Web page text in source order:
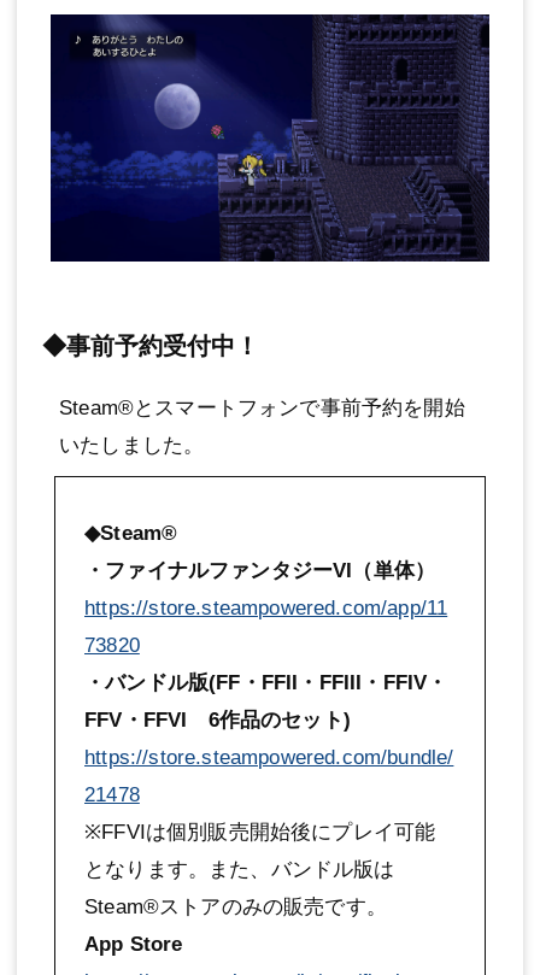
◆事前予約受付中！
Steam®とスマートフォンで事前予約を開始
いたしました。
◆Steam®
・ファイナルファンタジーVI（単体）
https://store.steampowered.com/app/11
73820
・バンドル版(FF・FFII・FFIII・FFIV・
FFV・FFVI 6作品のセット)
https://store.steampowered.com/bundle/
21478
※FFVIは個別販売開始後にプレイ可能
となります。また、バンドル版は
Steam®ストアのみの販売です。
App Store